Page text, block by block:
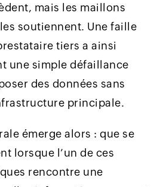
mais les maillons
soutiennent. Une faille
tiers a ainsi
une simple défaillance
des données sans
principale.
émerge alors : que se
lorsque l’un de ces
rencontre une